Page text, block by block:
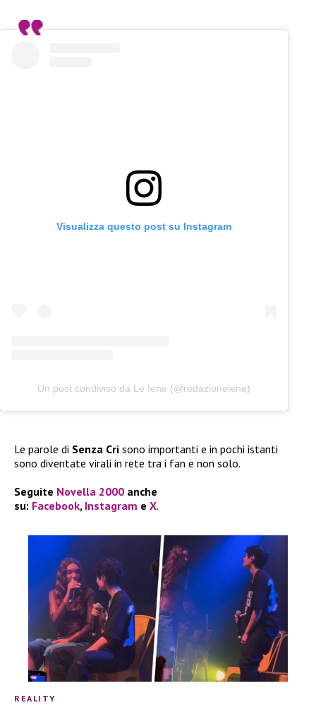
Visualizza questo post su Instagram
Un post condiviso da Le Iene (@redazioneiene)
Le parole di Senza Cri sono importanti e in pochi istanti
sono diventate virali in rete tra i fan e non solo.
Seguite Novella 2000 anche
su: Facebook, Instagram e X.
REALITY